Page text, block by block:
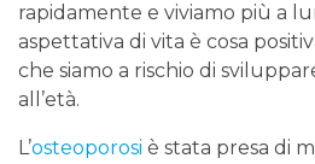
rapidamente e viviamo più a
aspettativa di vita è cosa
che siamo a rischio di
all’età.
L’osteoporosi è stata presa di